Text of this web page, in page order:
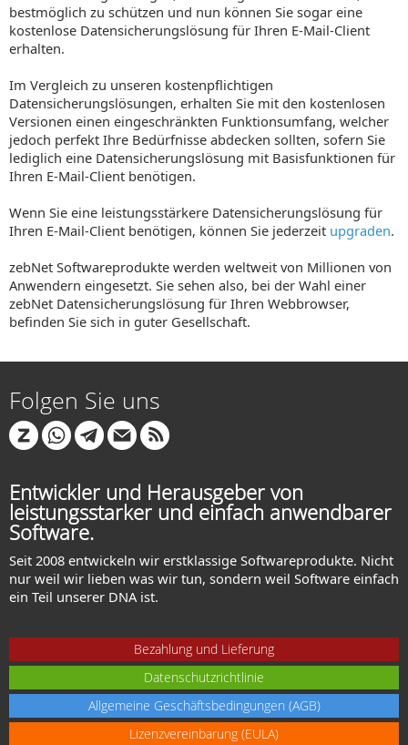
bestmöglich zu schützen und nun können Sie sogar eine
kostenlose Datensicherungslösung für Ihren E-Mail-Client
erhalten.
Im Vergleich zu unseren kostenpflichtigen
Datensicherungslösungen, erhalten Sie mit den kostenlosen
Versionen einen eingeschränkten Funktionsumfang, welcher
jedoch perfekt Ihre Bedürfnisse abdecken sollten, sofern Sie
lediglich eine Datensicherungslösung mit Basisfunktionen für
Ihren E-Mail-Client benötigen.
Wenn Sie eine leistungsstärkere Datensicherungslösung für
Ihren E-Mail-Client benötigen, können Sie jederzeit upgraden.
zebNet Softwareprodukte werden weltweit von Millionen von
Anwendern eingesetzt. Sie sehen also, bei der Wahl einer
zebNet Datensicherungslösung für Ihren Webbrowser,
befinden Sie sich in guter Gesellschaft.
Folgen Sie uns
Entwickler und Herausgeber von
leistungsstarker und einfach anwendbarer
Software.
Seit 2008 entwickeln wir erstklassige Softwareprodukte. Nicht
nur weil wir lieben was wir tun, sondern weil Software einfach
ein Teil unserer DNA ist.
Bezahlung und Lieferung
Datenschutzrichtlinie
Allgemeine Geschäftsbedingungen (AGB)
Lizenzvereinbarung (EULA)